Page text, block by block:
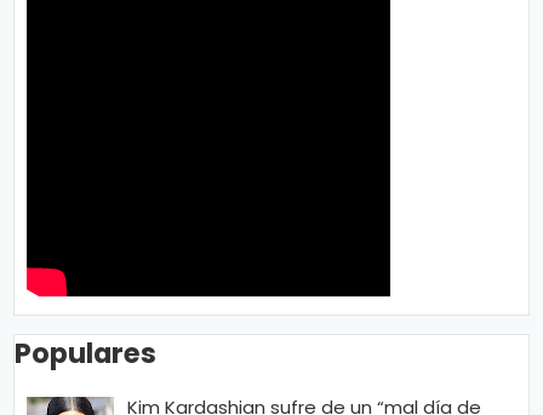
Populares
Kim Kardashian sufre de un “mal día de